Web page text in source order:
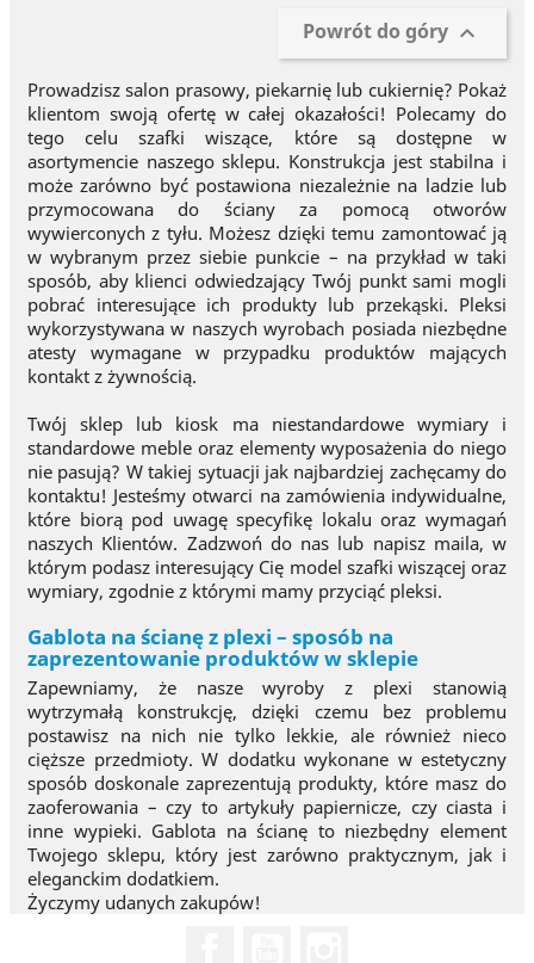
Powrót do góry 
Prowadzisz salon prasowy, piekarnię lub cukiernię? Pokaż
klientom swoją ofertę w całej okazałości! Polecamy do
tego celu szafki wiszące, które są dostępne w
asortymencie naszego sklepu. Konstrukcja jest stabilna i
może zarówno być postawiona niezależnie na ladzie lub
przymocowana do ściany za pomocą otworów
wywierconych z tyłu. Możesz dzięki temu zamontować ją
w wybranym przez siebie punkcie – na przykład w taki
sposób, aby klienci odwiedzający Twój punkt sami mogli
pobrać interesujące ich produkty lub przekąski. Pleksi
wykorzystywana w naszych wyrobach posiada niezbędne
atesty wymagane w przypadku produktów mających
kontakt z żywnością.
Twój sklep lub kiosk ma niestandardowe wymiary i
standardowe meble oraz elementy wyposażenia do niego
nie pasują? W takiej sytuacji jak najbardziej zachęcamy do
kontaktu! Jesteśmy otwarci na zamówienia indywidualne,
które biorą pod uwagę specyfikę lokalu oraz wymagań
naszych Klientów. Zadzwoń do nas lub napisz maila, w
którym podasz interesujący Cię model szafki wiszącej oraz
wymiary, zgodnie z którymi mamy przyciąć pleksi.
Gablota na ścianę z plexi – sposób na
zaprezentowanie produktów w sklepie
Zapewniamy, że nasze wyroby z plexi stanowią
wytrzymałą konstrukcję, dzięki czemu bez problemu
postawisz na nich nie tylko lekkie, ale również nieco
cięższe przedmioty. W dodatku wykonane w estetyczny
sposób doskonale zaprezentują produkty, które masz do
zaoferowania – czy to artykuły papiernicze, czy ciasta i
inne wypieki. Gablota na ścianę to niezbędny element
Twojego sklepu, który jest zarówno praktycznym, jak i
eleganckim dodatkiem.
Życzymy udanych zakupów!